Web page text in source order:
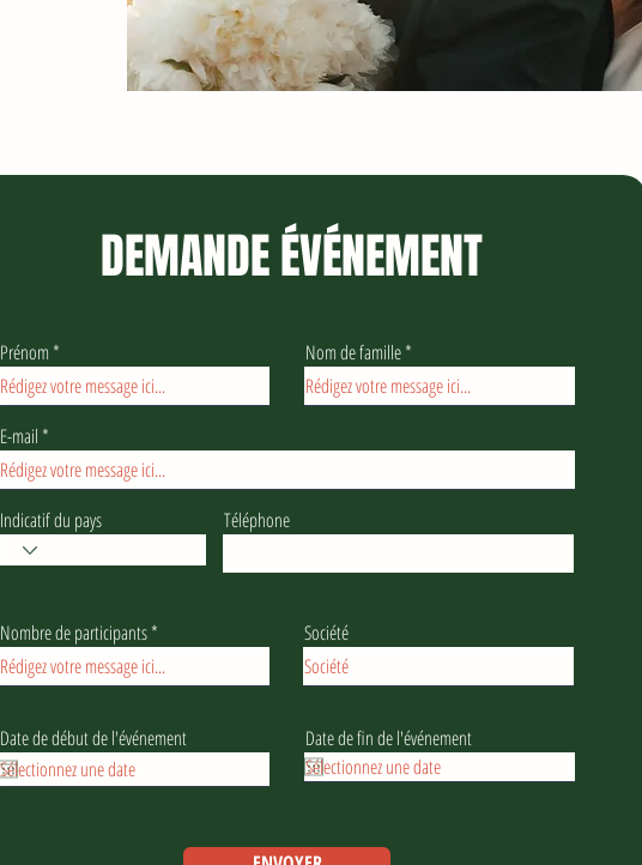
DEMANDE ÉVÉNEMENT
Prénom Nom de famille
E-mail
Indicatif du pays Téléphone
Nombre de participants Société
Date de début de l'événement Date de fin de l'événement